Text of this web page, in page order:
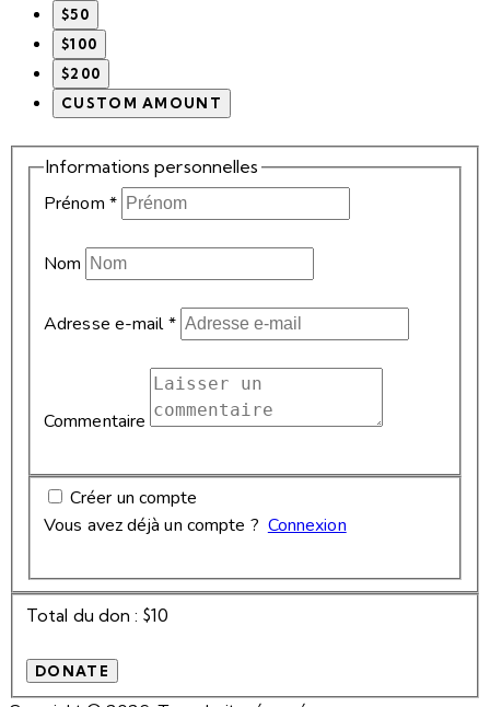
$50
$100
$200
CUSTOM AMOUNT
Informations personnelles
Prénom *
Nom
Adresse e-mail*
Commentaire
Créer un compte
Vous avez déjà un compte ? Connexion
Total du don : $10